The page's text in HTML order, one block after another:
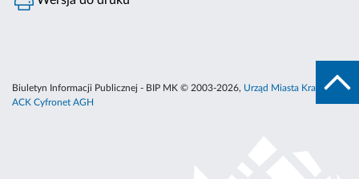
Biuletyn Informacji Publicznej - BIP MK © 2003-2026, Urząd Miasta Krakowa
ACK Cyfronet AGH